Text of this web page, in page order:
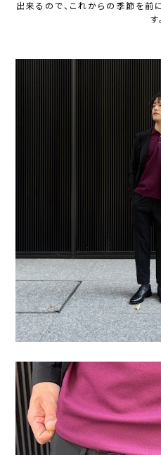
出来るので、これからの季節を前
す。